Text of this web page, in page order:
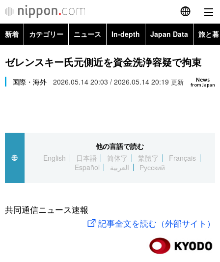
English
简体字
繁體字
العربية
社会
旅と暮らし
新着 カテゴリー ニュース In-depth Japan Data 旅と
政治・外交
経済・ビジネス
社会
文化
科学・技術
暮らし
Topics
Images
お知らせ
ゼレンスキー氏元側近を資金洗浄容疑で拘束
News
from Japan
国際・海外 2026.05.14 20:03 / 2026.05.14 20:19 更新
他の言語で読む
English
日本語 简体字 繁體字
Français
Español
العربية Русский
共同通信ニュース速報
記事全文を読む（外部サイト）